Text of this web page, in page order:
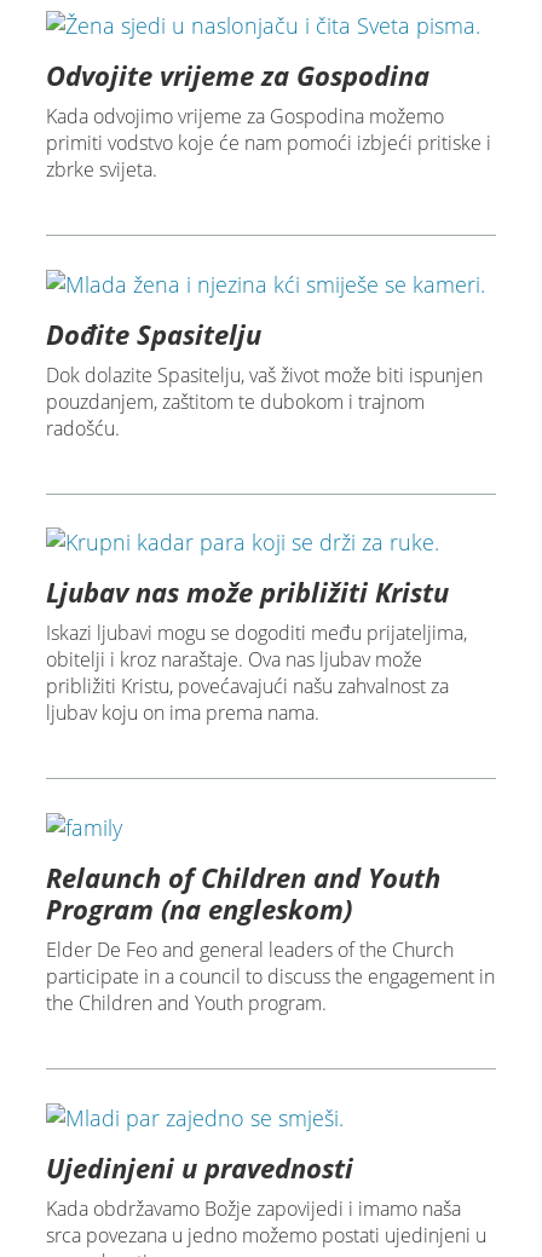
Odvojite vrijeme za Gospodina
Kada odvojimo vrijeme za Gospodina možemo
primiti vodstvo koje će nam pomoći izbjeći pritiske i
zbrke svijeta.
Dođite Spasitelju
Dok dolazite Spasitelju, vaš život može biti ispunjen
pouzdanjem, zaštitom te dubokom i trajnom
radošću.
Ljubav nas može približiti Kristu
Iskazi ljubavi mogu se dogoditi među prijateljima,
obitelji i kroz naraštaje. Ova nas ljubav može
približiti Kristu, povećavajući našu zahvalnost za
ljubav koju on ima prema nama.
Relaunch of Children and Youth
Program (na engleskom)
Elder De Feo and general leaders of the Church
participate in a council to discuss the engagement in
the Children and Youth program.
Ujedinjeni u pravednosti
Kada obdržavamo Božje zapovijedi i imamo naša
srca povezana u jedno možemo postati ujedinjeni u